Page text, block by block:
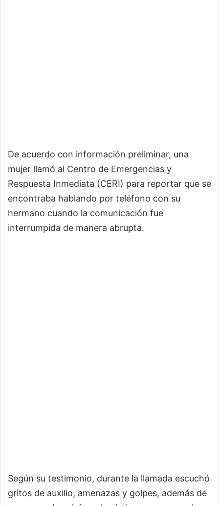
De acuerdo con información preliminar, una
mujer llamó al Centro de Emergencias y
Respuesta Inmediata (CERI) para reportar que se
encontraba hablando por teléfono con su
hermano cuando la comunicación fue
interrumpida de manera abrupta.
Según su testimonio, durante la llamada escuchó
gritos de auxilio, amenazas y golpes, además de